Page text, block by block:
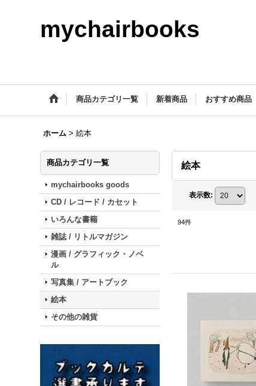
mychairbooks
商品カテゴリ一覧 新着商品 おすすめ商品
ホーム > 絵本
商品カテゴリ一覧
mychairbooks goods
CD / レコード / カセット
いろんな書籍
雑誌 / リトルマガジン
漫画 / グラフィック・ノベ
ル
写真集 / アートブック
絵本
その他の雑貨
絵本
表示数:
94件